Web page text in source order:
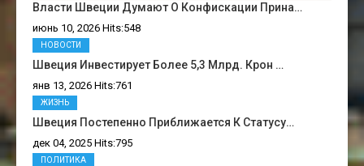
Власти Швеции Думают О Конфискации Прина…
июнь 10, 2026 Hits:548
Швеция Инвестирует Более 5,3 Млрд. Крон …
янв 13, 2026 Hits:761
НОВОСТИ
Швеция Постепенно Приближается К Статусу…
дек 04, 2025 Hits:795
ЖИЗНЬ
ПОЛИТИКА